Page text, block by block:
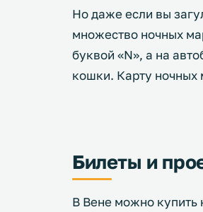
Но даже если вы
множество ночных
буквой «N», а на
кошки. Карту ночных
Билеты и
В Вене можно купить